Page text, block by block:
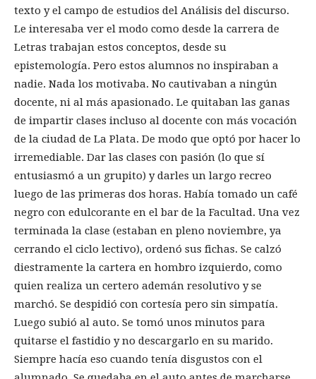
texto y el campo de estudios del Análisis del discurso.
Le interesaba ver el modo como desde la carrera de
Letras trabajan estos conceptos, desde su
epistemología. Pero estos alumnos no inspiraban a
nadie. Nada los motivaba. No cautivaban a ningún
docente, ni al más apasionado. Le quitaban las ganas
de impartir clases incluso al docente con más vocación
de la ciudad de La Plata. De modo que optó por hacer lo
irremediable. Dar las clases con pasión (lo que sí
entusiasmó a un grupito) y darles un largo recreo
luego de las primeras dos horas. Había tomado un café
negro con edulcorante en el bar de la Facultad. Una vez
terminada la clase (estaban en pleno noviembre, ya
cerrando el ciclo lectivo), ordenó sus fichas. Se calzó
diestramente la cartera en hombro izquierdo, como
quien realiza un certero ademán resolutivo y se
marchó. Se despidió con cortesía pero sin simpatía.
Luego subió al auto. Se tomó unos minutos para
quitarse el fastidio y no descargarlo en su marido.
Siempre hacía eso cuando tenía disgustos con el